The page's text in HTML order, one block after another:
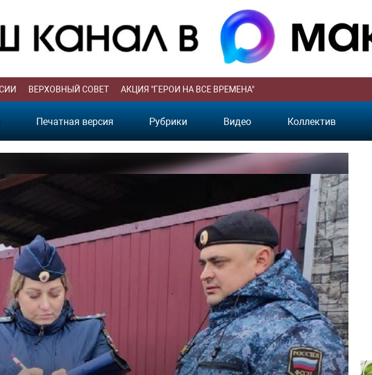
ВЕРХОВНЫЙ СОВЕТ АКЦИЯ "ГЕРОИ НА ВСЕ ВРЕМЕНА"
Печатная версия Рубрики Видео Коллектив